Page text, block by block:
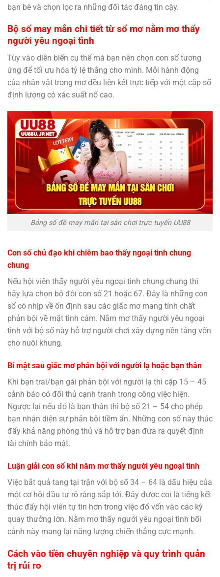
bạn bè và chọn lọc ra những đối tác đáng tin cậy.
Bộ số may mắn chi tiết từ sổ mơ nằm mơ thấy
người yêu ngoại tình
Tùy vào diễn biến cụ thể mà bạn nên chọn con số tương
ứng để tối ưu hóa tỷ lệ thắng cho mình. Mỗi hành động
của nhân vật trong mơ đều liên kết trực tiếp với một cặp số
định lượng có xác suất nổ cao.
Bảng số đề may mắn tại sân chơi trực tuyến UU88
Con số chủ đạo khi chiêm bao thấy ngoại tình chung
chung
Nếu hội viên thấy người yêu ngoại tình chung chung thì
hãy lựa chọn bộ đôi con số 21 hoặc 67. Đây là những con
số có nhịp về ổn định sau các giấc mơ mang tính chất
phản bội về mặt tình cảm. Nằm mơ thấy người yêu ngoại
tình với bộ số này hỗ trợ người chơi xây dựng nền tảng vốn
cho nuôi khung.
Bí mật sau giấc mơ phản bội với người lạ hoặc bạn thân
Khi bạn trai/bạn gái phản bội với người lạ thì cặp 15 – 45
cảnh báo có đối thủ cạnh tranh trong công việc hiện.
Ngược lại nếu đó là bạn thân thì bộ số 21 – 54 cho phép
bạn nhận diện sự phản bội tiềm ẩn. Những con số này thúc
đẩy khả năng phòng thủ và hỗ trợ bạn đưa ra quyết định
tài chính bảo mật.
Luận giải con số khi nằm mơ thấy người yêu ngoại tình
Việc bắt quả tang tại trận với bộ số 34 – 64 là dấu hiệu của
một cơ hội đầu tư rõ ràng sắp tới. Đây được coi là tiếng kết
thúc đẩy hội viên tự tin hơn trong việc đổ vốn vào các kỳ
quay thưởng lớn. Nằm mơ thấy người yêu ngoại tình bối
cảnh này mang lại năng lượng chiến thắng cực mạnh.
Cách vào tiền chuyên nghiệp và quy trình quản
trị rủi ro